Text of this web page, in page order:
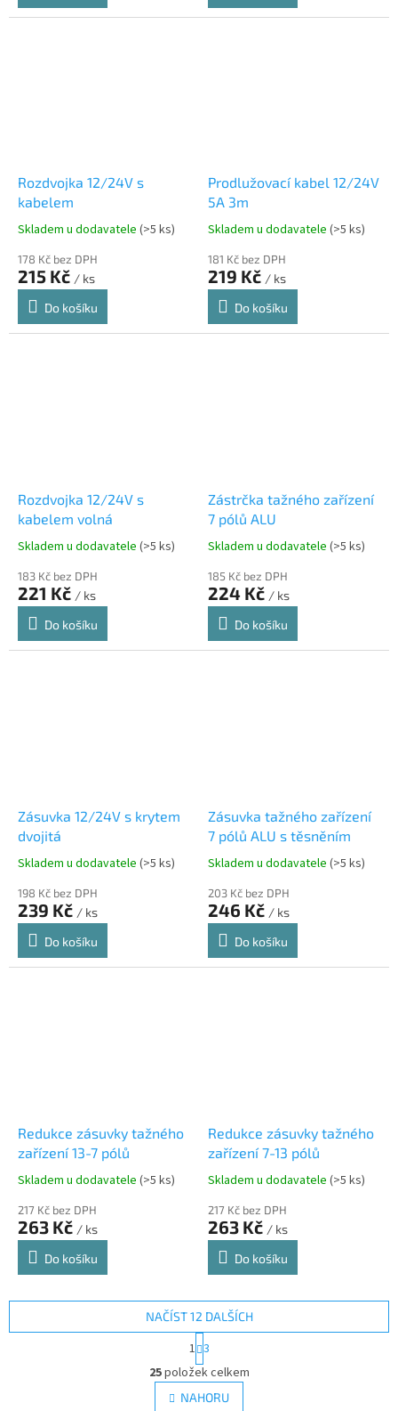
Rozdvojka 12/24V s
kabelem
Skladem u dodavatele (>5 ks)
178 Kč bez DPH
215 Kč / ks
Do košíku
Prodlužovací kabel 12/24V
5A 3m
Skladem u dodavatele (>5 ks)
181 Kč bez DPH
219 Kč / ks
Do košíku
Rozdvojka 12/24V s
kabelem volná
Skladem u dodavatele (>5 ks)
183 Kč bez DPH
221 Kč / ks
Do košíku
Zástrčka tažného zařízení
7 pólů ALU
Skladem u dodavatele (>5 ks)
185 Kč bez DPH
224 Kč / ks
Do košíku
Zásuvka 12/24V s krytem
dvojitá
Skladem u dodavatele (>5 ks)
198 Kč bez DPH
239 Kč / ks
Do košíku
Zásuvka tažného zařízení
7 pólů ALU s těsněním
Skladem u dodavatele (>5 ks)
203 Kč bez DPH
246 Kč / ks
Do košíku
Redukce zásuvky tažného
zařízení 13-7 pólů
Skladem u dodavatele (>5 ks)
217 Kč bez DPH
263 Kč / ks
Do košíku
Redukce zásuvky tažného
zařízení 7-13 pólů
Skladem u dodavatele (>5 ks)
217 Kč bez DPH
263 Kč / ks
Do košíku
O
v
l
NAČÍST 12 DALŠÍCH
S
t
r
á
n
1 3
25položek celkem
NAHORU